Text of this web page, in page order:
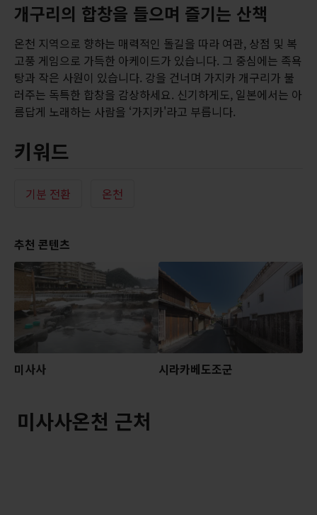
개구리의 합창을 들으며 즐기는 산책
온천 지역으로 향하는 매력적인 돌길을 따라 여관, 상점 및 복
고풍 게임으로 가득한 아케이드가 있습니다. 그 중심에는 족욕
탕과 작은 사원이 있습니다. 강을 건너며 가지카 개구리가 불
러주는 독특한 합창을 감상하세요. 신기하게도, 일본에서는 아
름답게 노래하는 사람을 ‘가지카'라고 부릅니다.
키워드
기분 전환 온천
추천 콘텐츠
미사사 시라카베도조군
미사사온천 근처